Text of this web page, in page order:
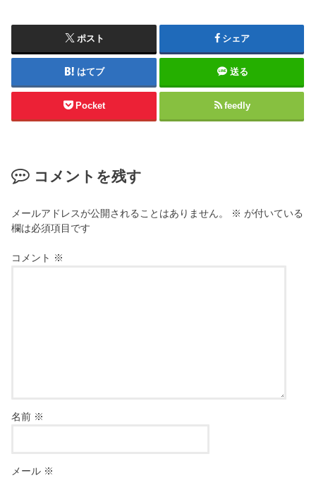
ポスト シェア
はてブ 送る
Pocket feedly
コメントを残す
メールアドレスが公開されることはありません。 ※ が付いている
欄は必須項目です
コメント ※
名前 ※
メール ※